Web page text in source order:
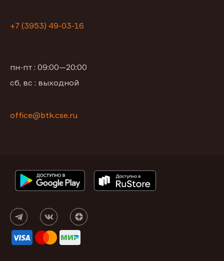
+7 (3953) 49-03-16
пн-пт : 09:00—20:00
сб, вс : выходной
office@btk.cse.ru